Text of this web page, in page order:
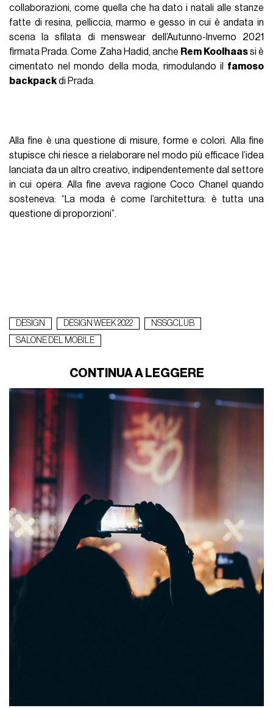
collaborazioni, come quella che ha dato i natali alle stanze
fatte di resina, pelliccia, marmo e gesso in cui è andata in
scena la sfilata di menswear dell’Autunno-Inverno 2021
firmata Prada. Come Zaha Hadid, anche Rem Koolhaassi è
cimentato nel mondo della moda, rimodulando il
famoso
backpackdi Prada.
Alla fine è una questione di misure, forme e colori. Alla fine
stupisce chi riesce a rielaborare nel modo più efficace l’idea
lanciata da un altro creativo, indipendentemente dal settore
in cui opera. Alla fine aveva ragione Coco Chanel quando
sosteneva: “La moda è come l’architettura: è tutta una
questione di proporzioni”.
DESIGN DESIGN WEEK 2022
NSSGCLUB
SALONE DEL MOBILE
CONTINUA A LEGGERE